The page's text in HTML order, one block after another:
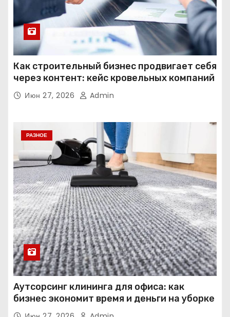
Как строительный бизнес продвигает себя
через контент: кейс кровельных компаний
Июн 27, 2026 Admin
РАЗНОЕ
Аутсорсинг клининга для офиса: как
бизнес экономит время и деньги на уборке